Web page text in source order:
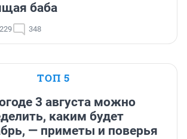
баба
348
ТОП 5
3 августа можно
каким будет
— приметы и поверья